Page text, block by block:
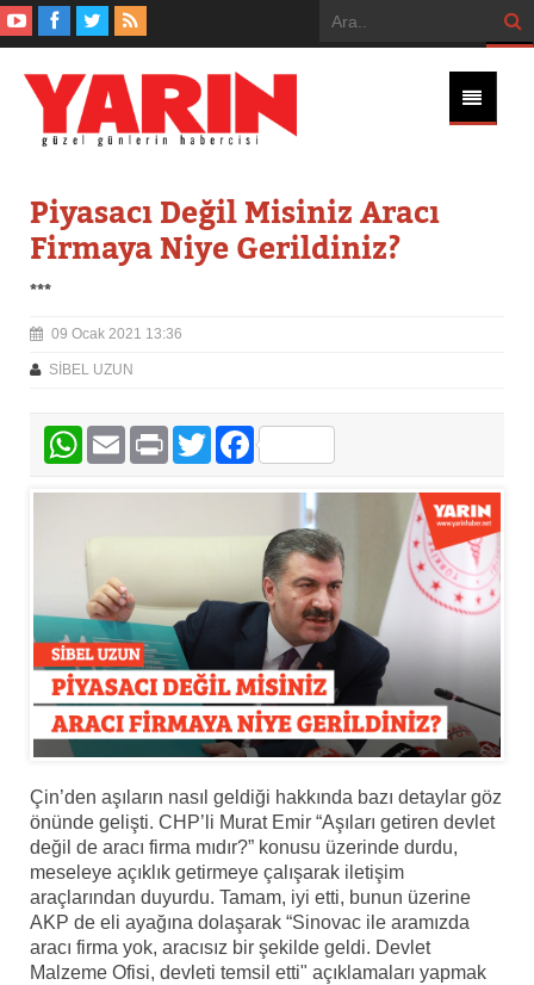
Piyasacı Değil Misiniz Aracı
Firmaya Niye Gerildiniz?
***
09 Ocak 2021 13:36
SİBEL UZUN
WhatsApp
EmailPrint TwitterFacebook
Çin’den aşıların nasıl geldiği hakkında bazı detaylar göz
önünde gelişti. CHP’li Murat Emir “Aşıları getiren devlet
değil de aracı firma mıdır?” konusu üzerinde durdu,
meseleye açıklık getirmeye çalışarak iletişim
araçlarından duyurdu. Tamam, iyi etti, bunun üzerine
AKP de eli ayağına dolaşarak “Sinovac ile aramızda
aracı firma yok, aracısız bir şekilde geldi. Devlet
Malzeme Ofisi, devleti temsil etti" açıklamaları yapmak